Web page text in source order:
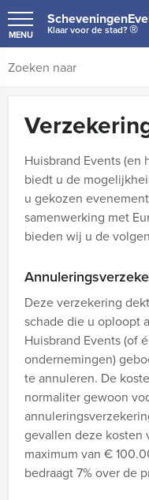
Klaar voor de stad?®
MENU
Huisbrand Events
biedt u de
u gekozen
samenwerking met
bieden wij u de
Deze verzekering
schade die u oploopt
Huisbrand Events (of
ondernemingen)
te annuleren. De
normaliter gewoon
gevallen deze kosten
maximum van €
bedraagt 7% over de